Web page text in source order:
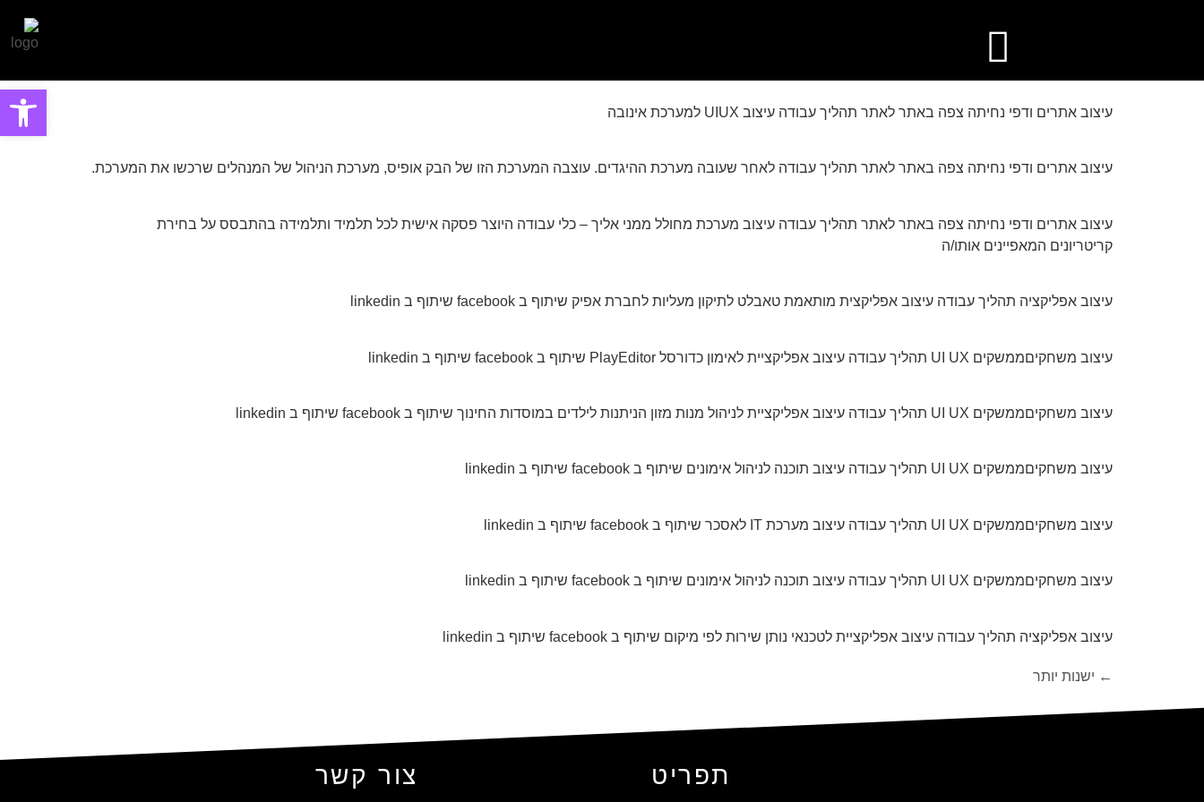
עיצוב אתרים ודפי נחיתה צפה באתר לאתר תהליך עבודה עיצוב UIUX למערכת אינובה
עיצוב אתרים ודפי נחיתה צפה באתר לאתר תהליך עבודה לאחר שעובה מערכת ההיגדים. עוצבה המערכת הזו של הבק אופיס, מערכת הניהול של המנהלים שרכשו את המערכת.
עיצוב אתרים ודפי נחיתה צפה באתר לאתר תהליך עבודה עיצוב מערכת מחולל ממני אליך – כלי עבודה היוצר פסקה אישית לכל תלמיד ותלמידה בהתבסס על בחירת
קריטריונים המאפיינים אותו/ה
עיצוב אפליקציה תהליך עבודה עיצוב אפליקצית מותאמת טאבלט לתיקון מעליות לחברת אפיק שיתוף ב facebook שיתוף ב linkedin
עיצוב משחקיםממשקים UI UX תהליך עבודה עיצוב אפליקציית לאימון כדורסל PlayEditor שיתוף ב facebook שיתוף ב linkedin
עיצוב משחקיםממשקים UI UX תהליך עבודה עיצוב אפליקציית לניהול מנות מזון הניתנות לילדים במוסדות החינוך שיתוף ב facebook שיתוף ב linkedin
עיצוב משחקיםממשקים UI UX תהליך עבודה עיצוב תוכנה לניהול אימונים שיתוף ב facebook שיתוף ב linkedin
עיצוב משחקיםממשקים UI UX תהליך עבודה עיצוב מערכת IT לאסכר שיתוף ב facebook שיתוף ב linkedin
עיצוב משחקיםממשקים UI UX תהליך עבודה עיצוב תוכנה לניהול אימונים שיתוף ב facebook שיתוף ב linkedin
עיצוב אפליקציה תהליך עבודה עיצוב אפליקציית לטכנאי נותן שירות לפי מיקום שיתוף ב facebook שיתוף ב linkedin
← ישנות יותר
תפריט צור קשר
פתח